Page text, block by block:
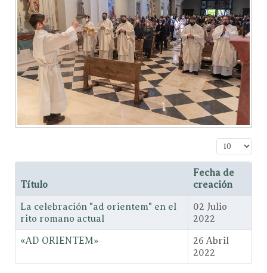
Cantidad
Título
Fecha de
creación
La celebración "ad orientem" en el
rito romano actual
02 Julio
2022
«AD ORIENTEM»
26 Abril
2022